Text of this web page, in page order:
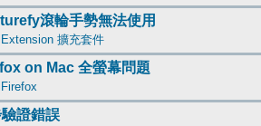
滾輪手勢無法使用
Extension 擴充套件
on Mac 全螢幕問題
Firefox
證錯誤